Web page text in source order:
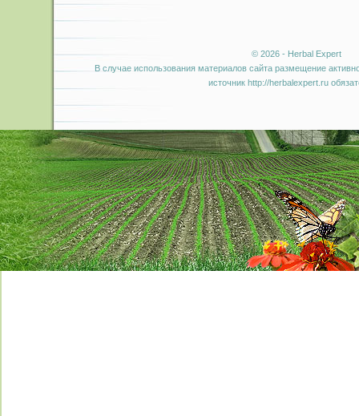
© 2026 - Herbal Expert
В случае использования материалов сайта размещение
источник http://herbalexpert.ru